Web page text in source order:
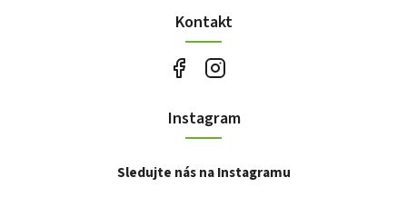
Kontakt
Instagram
Sledujte nás na Instagramu